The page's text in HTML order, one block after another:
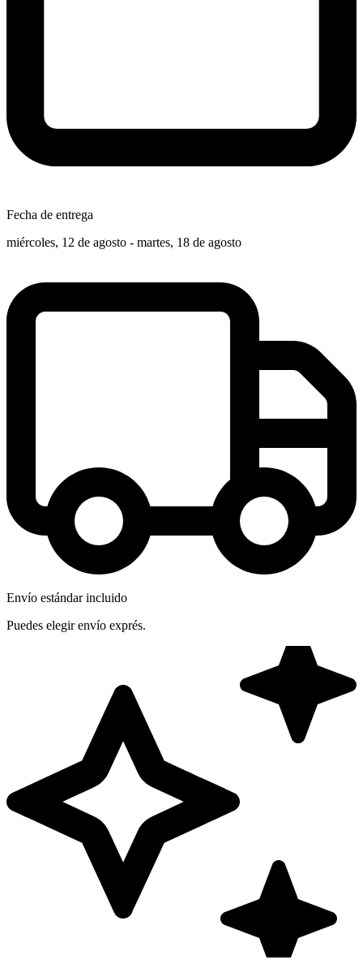
Fecha de entrega
miércoles, 12 de agosto - martes, 18 de agosto
Envío estándar incluido
Puedes elegir envío exprés.